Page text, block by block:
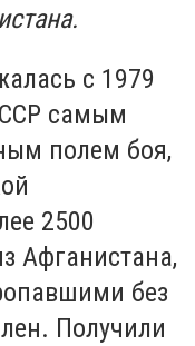
с 1979
самым
полем боя,
2500
Афганистана,
без
Получили